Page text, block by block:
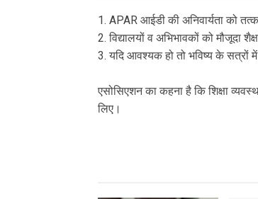
1. APAR आईडी की अनिवार्यता को
2. विद्यालयों व अभिभावकों को मौजूदा
3. यदि आवश्यक हो तो भविष्य के सत्रों
एसोसिएशन का कहना है कि शिक्षा
लिए।